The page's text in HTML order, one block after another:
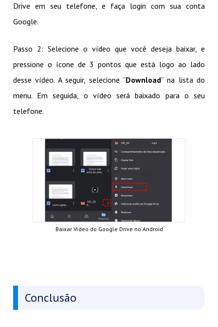
Drive em seu telefone, e faça login com sua conta
Google.
Passo 2: Selecione o vídeo que você deseja baixar, e
pressione o ícone de 3 pontos que está logo ao lado
desse vídeo. A seguir, selecione “Download” na lista do
menu. Em seguida, o vídeo será baixado para o seu
telefone.
Baixar Vídeo do Google Drive no Android
Conclusão